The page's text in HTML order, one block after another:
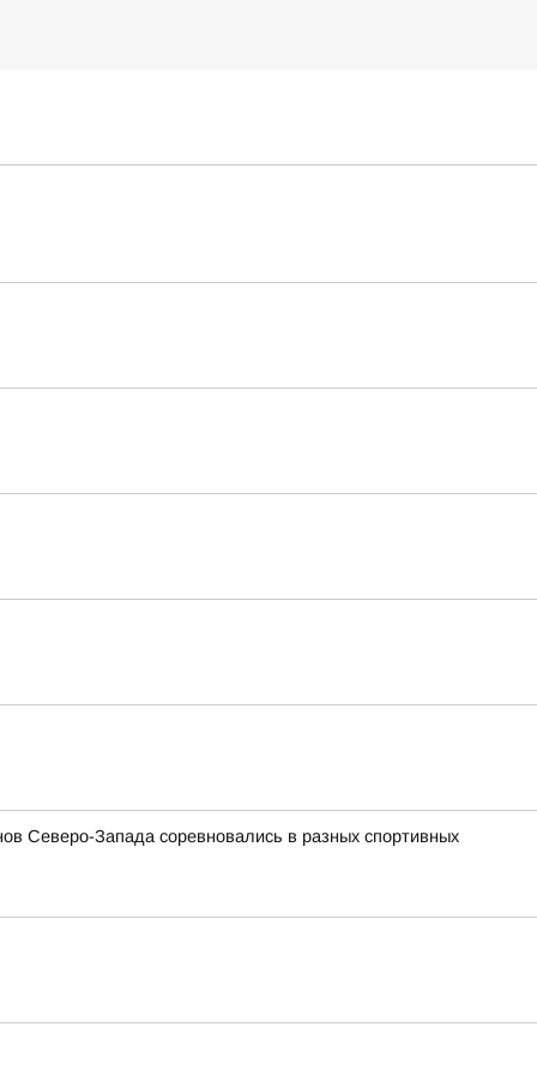
Северо-Запада соревновались в разных спортивных